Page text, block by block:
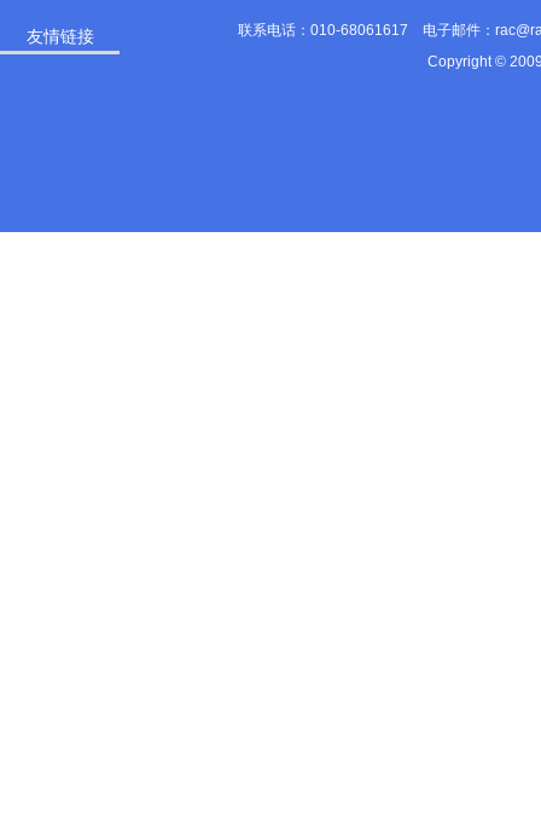
友情链接
联系电话：010-68061617 电子邮件：
Copyright ©